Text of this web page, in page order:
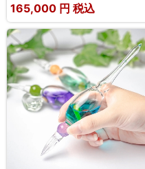
165,000 円 税込